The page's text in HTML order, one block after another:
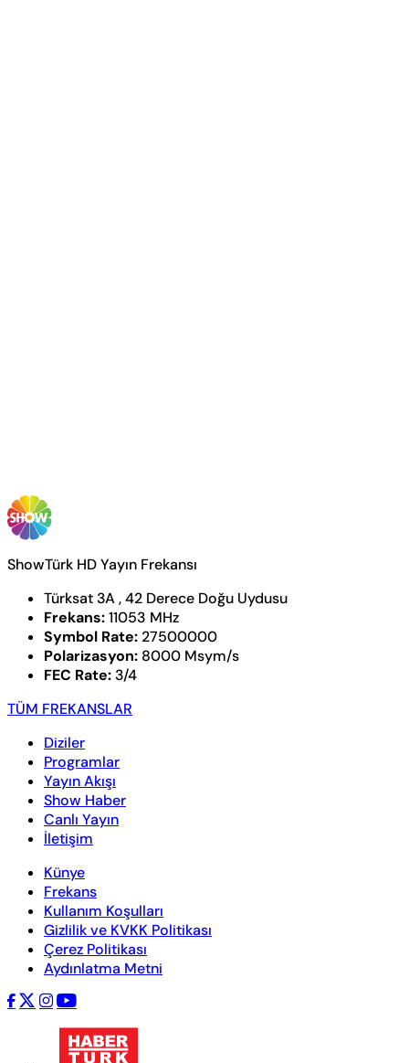
ShowTürk HD Yayın Frekansı
Türksat 3A , 42 Derece Doğu Uydusu
Frekans:11053 MHz
Symbol Rate: 27500000
Polarizasyon: 8000 Msym/s
FEC Rate: 3/4
TÜM FREKANSLAR
Diziler
Programlar
Yayın Akışı
Show Haber
Canlı Yayın
İletişim
Künye
Frekans
Kullanım Koşulları
Gizlilik ve KVKK Politikası
Çerez Politikası
Aydınlatma Metni